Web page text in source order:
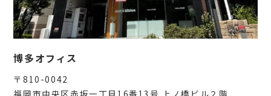
博多オフィス
〒810-0042